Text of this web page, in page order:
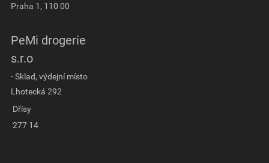
Praha 1, 110 00
PeMi drogerie
s.r.o
- Sklad, výdejní místo
Lhotecká 292
Dřísy
277 14